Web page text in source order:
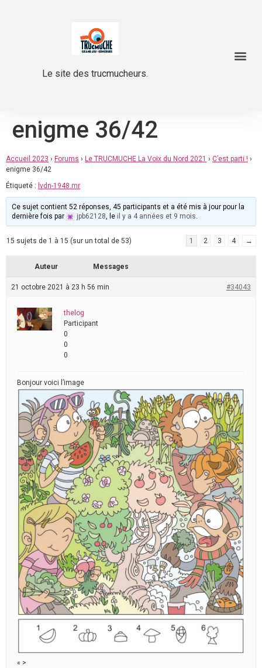
Le site des trucmucheurs.
enigme 36/42
Accueil 2023 › Forums › Le TRUCMUCHE La Voix du Nord 2021 › C’est parti ! ›
enigme 36/42
Étiqueté : lvdn-1948.mr
Ce sujet contient 52 réponses, 45 participants et a été mis à jour pour la
dernière fois par
jpb62128, le il y a 4 années et 9 mois.
15 sujets de 1 à 15 (sur un total de 53) 1 2 3 4 →
Auteur Messages
21 octobre 2021 à 23 h 56 min #34043
thelog
Participant
0
0
0
Bonjour voici l’image
« >